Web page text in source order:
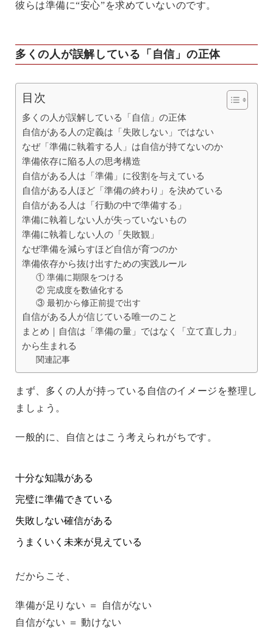
彼らは準備に“安心”を求めていないのです。
多くの人が誤解している「自信」の正体
目次
多くの人が誤解している「自信」の正体
自信がある人の定義は「失敗しない」ではない
なぜ「準備に執着する人」は自信が持てないのか
準備依存に陥る人の思考構造
自信がある人は「準備」に役割を与えている
自信がある人ほど「準備の終わり」を決めている
自信がある人は「行動の中で準備する」
準備に執着しない人が失っていないもの
準備に執着しない人の「失敗観」
なぜ準備を減らすほど自信が育つのか
準備依存から抜け出すための実践ルール
① 準備に期限をつける
② 完成度を数値化する
③ 最初から修正前提で出す
自信がある人が信じている唯一のこと
まとめ｜自信は「準備の量」ではなく「立て直し力」
から生まれる
関連記事
まず、多くの人が持っている自信のイメージを整理し
ましょう。
一般的に、自信とはこう考えられがちです。
十分な知識がある
完璧に準備できている
失敗しない確信がある
うまくいく未来が見えている
だからこそ、
準備が足りない ＝ 自信がない
自信がない ＝ 動けない